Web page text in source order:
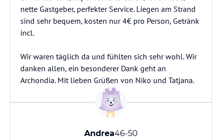
nette Gastgeber, perfekter Service. Liegen am Strand
sind sehr bequem, kosten nur 4€ pro Person, Getränk
incl.
Wir waren täglich da und fühlten sich sehr wohl. Wir
danken allen, ein besonderer Dank geht an
Archondia. Mit lieben Grüßen von Niko und Tatjana.
Andrea46-50